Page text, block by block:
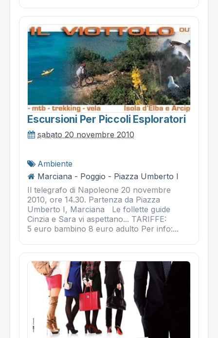
Escursioni Per Piccoli Esploratori
sabato 20 novembre 2010
Ambiente
Marciana - Poggio - Piazza Umberto I
Il telegrafo di Napoleone 20 novembre
2010, ore 14.30. Partenza da Piazza
Umberto I, Marciana Le follette guide
Cinzia e Sara vi aspettano... TARIFFE:
5 euro bambino 8 euro adulto Per info:...